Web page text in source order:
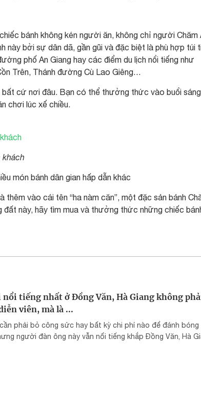
bánh không kén người ăn, không chỉ người Chăm
này bởi sự dân dã, gần gũi và đặc biệt là phù hợp túi
phố An Giang hay các điểm du lịch nổi tiếng như
Trên, Thánh đường Cù Lao Giêng…
cứ nơi đâu. Bạn có thể thưởng thức vào buổi sáng,
chơi lúc xế chiều.
món bánh dân gian hấp dẫn khác
thêm vào cái tên “ha nàm căn”, một đặc sản bánh
đất này, hãy tìm mua và thưởng thức những chiếc
nổi tiếng nhất ở Đồng Văn, Hà Giang không
viên, mà là ...
phải bỏ công sức hay bất kỳ chi phí nào để đánh bóng
người đàn ông này vẫn nổi tiếng khắp Đồng Văn, Hà